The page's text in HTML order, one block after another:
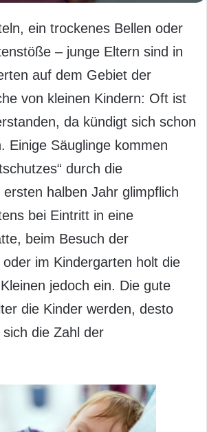
ein trockenes Bellen oder
– junge Eltern sind in
auf dem Gebiet der
von kleinen Kindern: Oft ist
da kündigt sich schon
Einige Säuglinge kommen
durch die
halben Jahr glimpflich
bei Eintritt in eine
beim Besuch der
im Kindergarten holt die
jedoch ein. Die gute
die Kinder werden, desto
die Zahl der